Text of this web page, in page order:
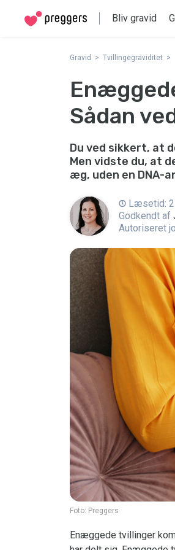
Bliv gravid
Gravid Tvillingegraviditet
Sådan
Du ved sikkert, at
Men vidste du, at
æg, uden en DNA-
Læsetid: 2
Godkendt af
Autoriseret
Foto: Preggers
Enæggede tvillinger